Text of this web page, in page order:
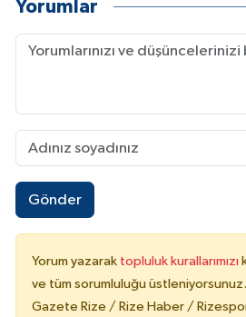
Yorumlar
Gönder
Yorum yazarak topluluk kurallarımızı
ve tüm sorumluluğu
Gazete Rize / Rize Haber /